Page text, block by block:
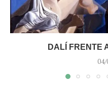
DALÍ FRENTE
04/